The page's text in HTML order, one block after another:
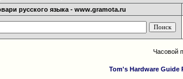
русского языка - www.gramota.ru
Часовой
Tom's Hardware Guide